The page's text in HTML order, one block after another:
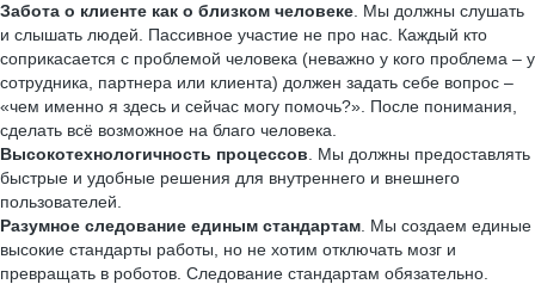
Забота о клиенте как о близком человеке . Мы должны слушать
и слышать людей. Пассивное участие не про нас. Каждый кто
соприкасается с проблемой человека (неважно у кого проблема – у
сотрудника, партнера или клиента) должен задать себе вопрос –
«чем именно я здесь и сейчас могу помочь?». После понимания,
сделать всё возможное на благо человека.
Высокотехнологичность процессов . Мы должны предоставлять
быстрые и удобные решения для внутреннего и внешнего
пользователей.
Разумное следование единым стандартам . Мы создаем единые
высокие стандарты работы, но не хотим отключать мозг и
превращать в роботов. Следование стандартам обязательно.